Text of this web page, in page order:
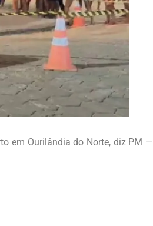
em Ourilândia do Norte, diz PM —